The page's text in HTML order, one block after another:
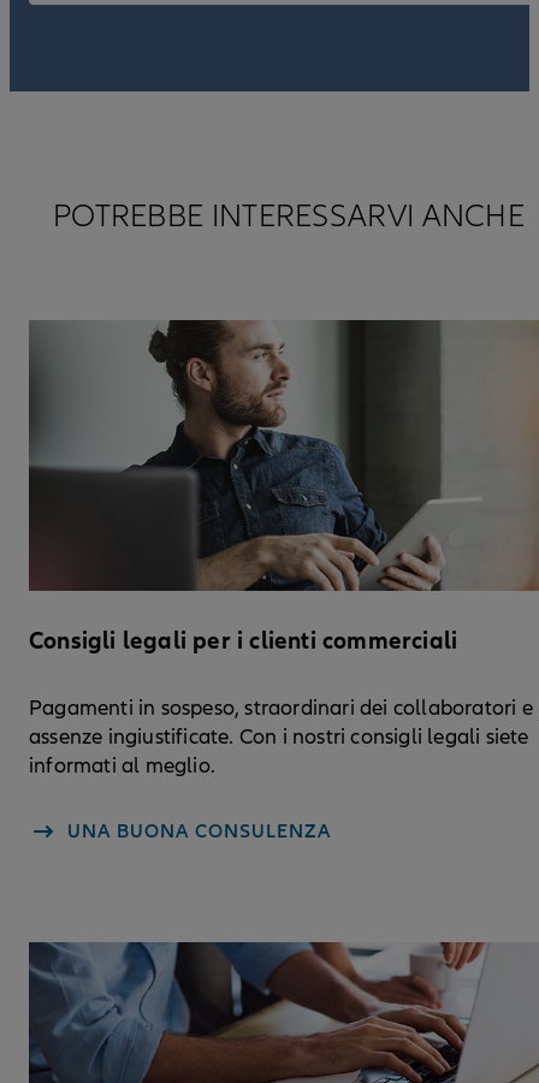
POTREBBE INTERESSARVI ANCHE
Consigli legali per i clienti commerciali
Pagamenti in sospeso, straordinari dei collaboratori e
assenze ingiustificate. Con i nostri consigli legali siete
informati al meglio.
UNA BUONA CONSULENZA